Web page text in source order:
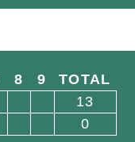
8 9
TOTAL
13
0